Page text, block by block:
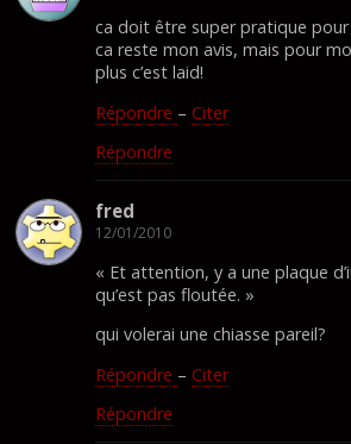
ca doit être super pratique pour
ca reste mon avis, mais pour
plus c’est laid!
Répondre – Citer
Répondre
fred
12/01/2010
« Et attention, y a une plaque
qu’est pas floutée. »
qui volerai une chiasse pareil?
Répondre – Citer
Répondre